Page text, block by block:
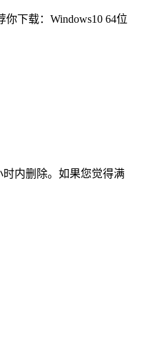
下载：Windows10 64位
内删除。如果您觉得满